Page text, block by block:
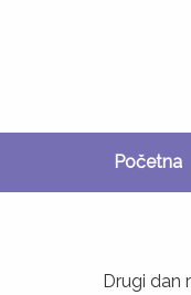
Početna
Drugi dan